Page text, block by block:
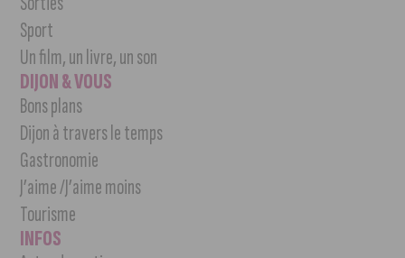
Sport
Un film, un livre, un son
DIJON & VOUS
Bons plans
Dijon à travers le temps
Gastronomie
J’aime /J’aime moins
Tourisme
INFOS